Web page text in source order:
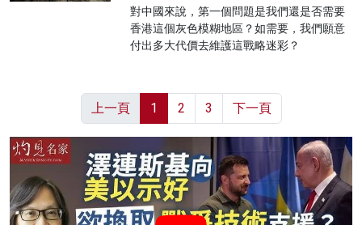
對中國來說，第一個問題是我們還是否需要
香港這個灰色模糊地區？如需要，我們願意
付出多大代價去維護這戰略迷彩？
上一頁 1 2 3 下一頁